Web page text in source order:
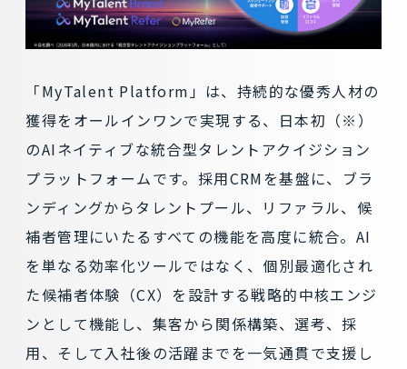
「MyTalent Platform」は、持続的な優秀人材の
獲得をオールインワンで実現する、日本初（※）
のAIネイティブな統合型タレントアクイジション
プラットフォームです。採用CRMを基盤に、ブラ
ンディングからタレントプール、リファラル、候
補者管理にいたるすべての機能を高度に統合。AI
を単なる効率化ツールではなく、個別最適化され
た候補者体験（CX）を設計する戦略的中核エンジ
ンとして機能し、集客から関係構築、選考、採
用、そして入社後の活躍までを一気通貫で支援し